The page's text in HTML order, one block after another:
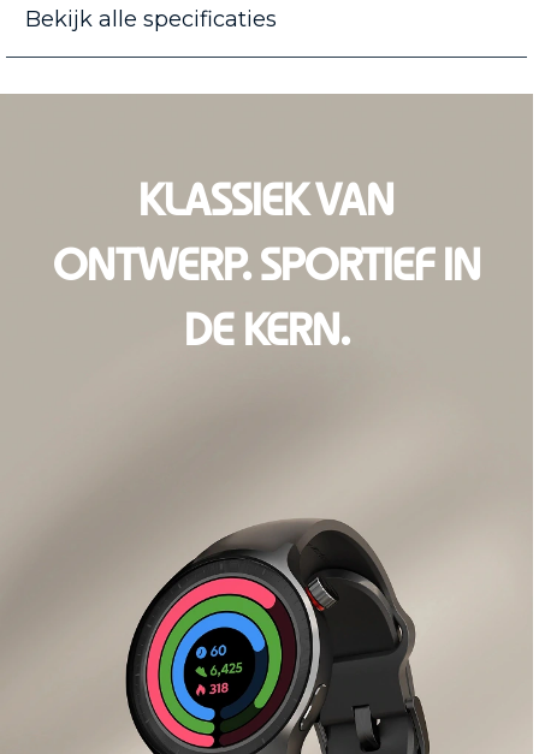
Bekijk alle specificaties
KLASSIEK VAN
ONTWERP. SPORTIEF IN
DE KERN.